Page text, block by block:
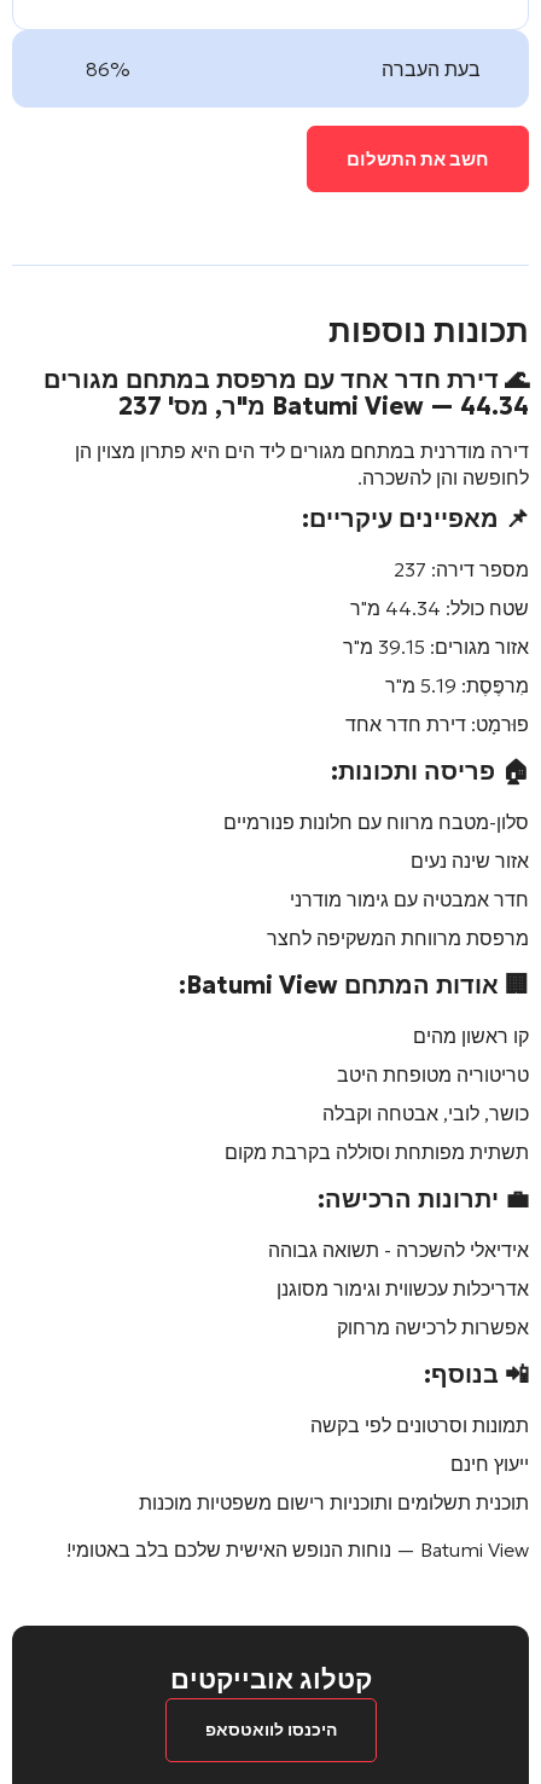
בעת העברה 86%
חשב את התשלום
תכונות נוספות
🌊 דירת חדר אחד עם מרפסת במתחם מגורים
Batumi View — 44.34 מ"ר, מס' 237
דירה מודרנית במתחם מגורים ליד הים היא פתרון מצוין הן
לחופשה והן להשכרה.
📌 מאפיינים עיקריים:
מספר דירה:
שטח כולל:
אזור מגורים:
מִרפֶּסֶת:
פוּרמָט: דירת חדר אחד
🏠 פריסה ותכונות:
סלון-מטבח מרווח עם חלונות פנורמיים
אזור שינה נעים
חדר אמבטיה עם גימור מודרני
מרפסת מרווחת המשקיפה לחצר
🏢 אודות המתחם Batumi View
:
קו ראשון מהים
טריטוריה מטופחת היטב
כושר, לובי, אבטחה וקבלה
תשתית מפותחת וסוללה בקרבת מקום
💼 יתרונות הרכישה:
אידיאלי להשכרה - תשואה גבוהה
אדריכלות עכשווית וגימור מסוגנן
אפשרות לרכישה מרחוק
📲 בנוסף:
תמונות וסרטונים לפי בקשה
ייעוץ חינם
תוכנית תשלומים ותוכניות רישום משפטיות מוכנות
Batumi View — נוחות הנופש האישית שלכם בלב באטומי!
קטלוג אובייקטים
היכנסו לוואטסאפ